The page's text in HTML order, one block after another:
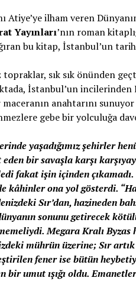
Atiye’ye ilham veren
Yayınları’nın roman
bu kitap, İstanbul’un
topraklar, sık sık önünden
İstanbul’un incilerinden
anahtarını
gebe bir yolculuğa
yaşadığımız şehirler
bir savaşla karşı
fakat işin içinden
kâhinler ona yol gösterdi.
Sır’dan, hazineden
sonunu getirecek
Megara Kralı Byzas
mührün üzerine; Sır
fener ise bütün
bir umut ışığı oldu.